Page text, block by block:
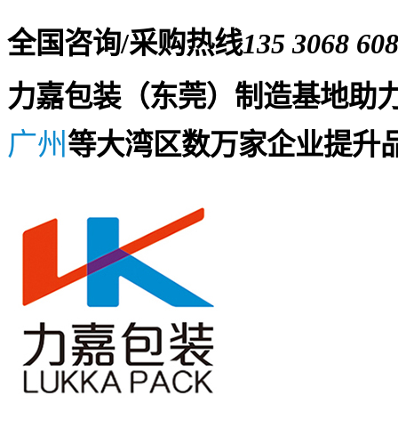
全国咨询/采购热线135 3068
力嘉包装（东莞）制造基地助
广州等大湾区数万家企业提升